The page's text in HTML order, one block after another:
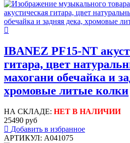
IBANEZ PF15-NT
гитара, цвет
махогани обечайка и
хромовые литые колки
НА СКЛАДЕ: НЕТ В НАЛИЧИИ
25490 руб
Добавить в избранное
АРТИКУЛ: A041075